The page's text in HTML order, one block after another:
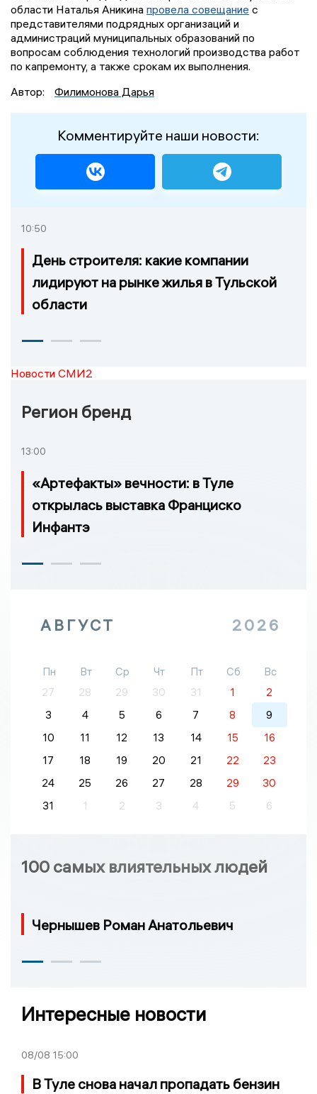
области Наталья Аникина провела совещание с
представителями подрядных организаций и
администраций муниципальных образований по
вопросам соблюдения технологий производства работ
по капремонту, а также срокам их выполнения.
Автор:
Филимонова Дарья
Комментируйте наши новости:
10:50
День строителя: какие компании
лидируют на рынке жилья в Тульской
области
Новости СМИ2
Регион бренд
13:00
«Артефакты» вечности: в Туле
открылась выставка Франциско
Инфантэ
АВГУСТ 2026
Пн Вт Ср Чт Пт Сб
Вс
27
28 29 30 31 1
2
3
4 5 6 7 8
9
10
11 12 13 14 15
16
17
18 19 20 21 22
23
24
25 26 27 28 29
30
31
1 2 3 4 5 6
100 самых влиятельных людей
Чернышев Роман Анатольевич
Интересные новости
08/08 15:00
В Туле снова начал пропадать бензин